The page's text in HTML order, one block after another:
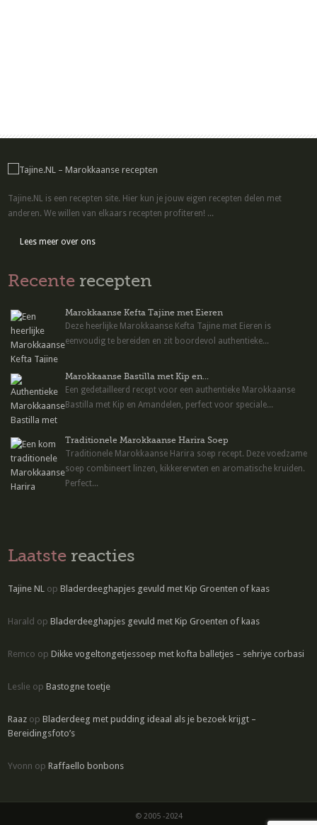
Tajine.NL is een recepten site. Hier kun je jouw eigen recepten delen met
anderen. We willen van elkaars recepten profiteren! ...
Lees meer over ons
Recente recepten
Marokkaanse Kefta Tajine met Eieren
Deze heerlijke Marokkaanse Kefta Tajine met Eieren is
eenvoudig te bereiden en zit boordevol authentieke...
Marokkaanse Bastilla met Kip en...
Een gedetailleerd recept voor een authentieke Marokkaanse
Bastilla met Kip en Amandelen, perfect voor speciale...
Traditionele Marokkaanse Harira Soep
Traditionele Marokkaanse Harira soep recept. Deze voedzame
soep combineert linzen, kikkererwten en aromatische kruiden.
Perfect...
Laatste reacties
Tajine NL opBladerdeeghapjes gevuld met Kip Groenten of kaas
Harald opBladerdeeghapjes gevuld met Kip Groenten of kaas
Remco opDikke vogeltongetjessoep met kofta balletjes – sehriye corbasi
Leslie opBastogne toetje
Raaz opBladerdeeg met pudding ideaal als je bezoek krijgt –
Bereidingsfoto’s
Yvonn opRaffaello bonbons
© 2005 -2024